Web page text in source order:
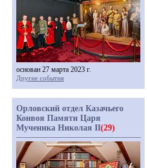
основан 27 марта 2023 г.
Другие события
Орловский отдел Казачьего
Конвоя Памяти Царя
Мученика Николая II(29)